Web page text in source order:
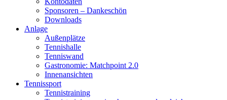
Sponsoren – Dankeschön
Downloads
Anlage
Außenplätze
Tennishalle
Tenniswand
Gastronomie: Matchpoint 2.0
Innenansichten
Tennissport
Tennistraining